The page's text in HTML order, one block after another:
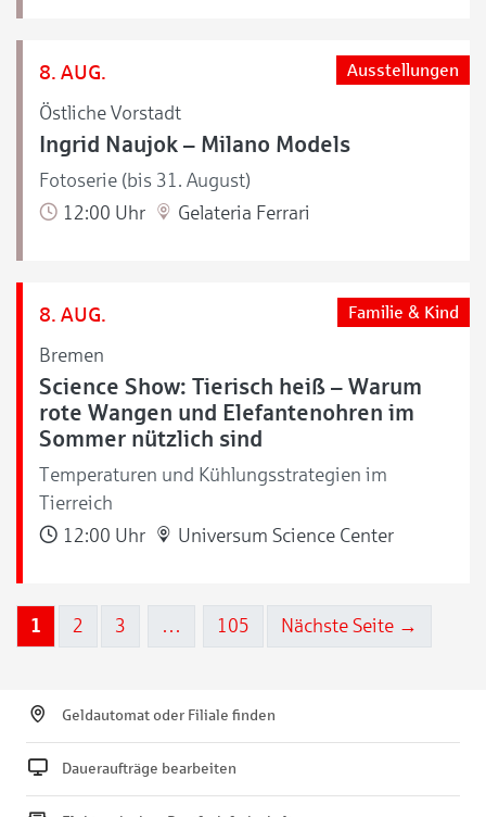
8. AUG.
Östliche Vorstadt
Ausstellungen
Ingrid Naujok – Milano Models
Fotoserie (bis 31. August)
12:00 Uhr
Gelateria Ferrari
8. AUG.
Bremen
Familie & Kind
Science Show: Tierisch heiß – Warum
rote Wangen und Elefantenohren im
Sommer nützlich sind
Temperaturen und Kühlungsstrategien im
Tierreich
12:00 Uhr
Universum Science Center
1 2 3 … 105 Nächste Seite →
Geldautomat oder Filiale finden
Daueraufträge bearbeiten